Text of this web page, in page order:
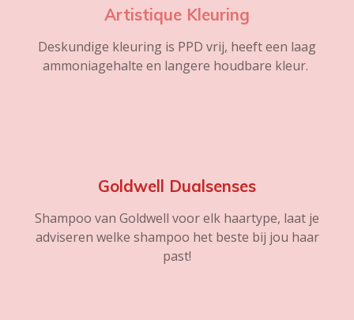
Artistique Kleuring
Deskundige kleuring is PPD vrij, heeft een laag
ammoniagehalte en langere houdbare kleur.
Goldwell Dualsenses
Shampoo van Goldwell voor elk haartype, laat je
adviseren welke shampoo het beste bij jou haar
past!